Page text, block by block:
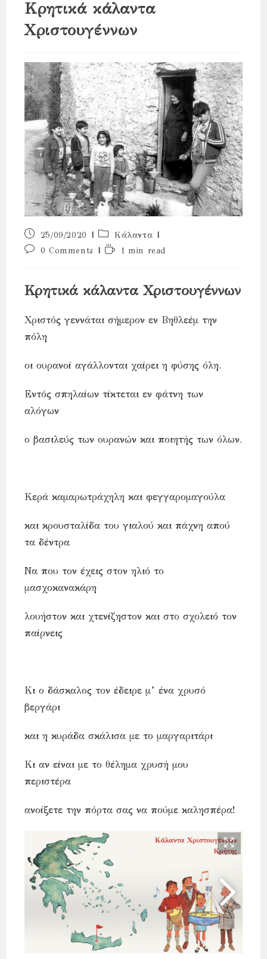
Κρητικά κάλαντα
Χριστουγέννων
Post
published:
25/09/2020
Post
category:
Κάλαντα
Post0 Comments
Reading1 min read
Κρητικά κάλαντα Χριστουγέννων
Χριστός γεννάται σήμερον εν Βηθλεέμ την
πόλη
οι ουρανοί αγάλλονται χαίρει η φύσης όλη.
Εντός σπηλαίων τίκτεται εν φάτνη των
αλόγων
ο βασιλεύς των ουρανών και ποιητής των όλων.
Κερά καμαρωτράχηλη και φεγγαρομαγούλα
και κρουσταλίδα του γιαλού και πάχνη απού
τα δέντρα
Να που τον έχεις στον ηλιό το
μασχοκανακάρη
λουήστον και χτενίζηστον και στο σχολειό τον
παίρνεις
Κι ο δάσκαλος τον έδειρε μ’ ένα χρυσό
βεργάρι
και η κυράδα σκάλισα με το μαργαριτάρι
Κι αν είναι με το θέλημα χρυσή μου
περιστέρα
ανοίξετε την πόρτα σας να πούμε καλησπέρα!